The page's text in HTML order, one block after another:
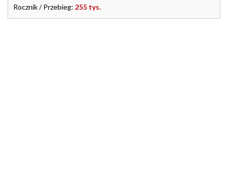
Rocznik / Przebieg: 255 tys.